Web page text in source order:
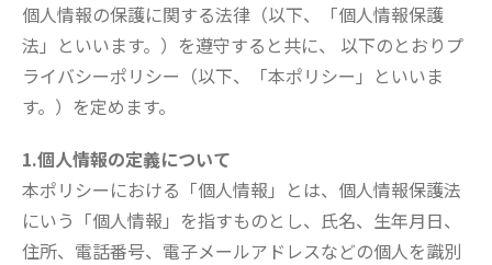
個人情報の保護に関する法律（以下、「個人情報保護
法」といいます。）を遵守すると共に、 以下のとおりプ
ライバシーポリシー（以下、「本ポリシー」といいま
す。）を定めます。
1.個人情報の定義について
本ポリシーにおける「個人情報」とは、個人情報保護法
にいう「個人情報」を指すものとし、氏名、生年月日、
住所、電話番号、電子メールアドレスなどの個人を識別